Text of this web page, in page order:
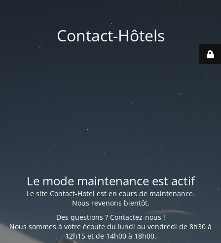
Contact-Hôtels
Le mode maintenance est actif
Le site Contact-Hotel est en cours de maintenance.
Nous revenons bientôt.
Des questions ? Contactez-nous !
Nous sommes à votre écoute du lundi au vendredi de 8h30 à
12h15 et de 14h00 à 18h00.